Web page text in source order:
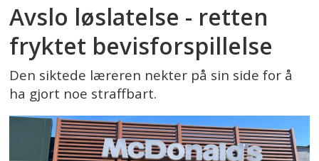
Avslo løslatelse - retten
fryktet bevisforspillelse
Den siktede læreren nekter på sin side for å
ha gjort noe straffbart.